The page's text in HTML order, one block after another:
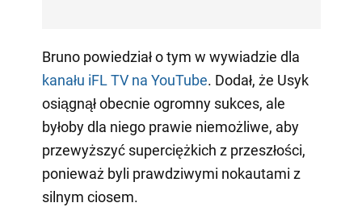
Bruno powiedział o tym w wywiadzie dla
kanału iFL TV na YouTube. Dodał, że Usyk
osiągnął obecnie ogromny sukces, ale
byłoby dla niego prawie niemożliwe, aby
przewyższyć superciężkich z przeszłości,
ponieważ byli prawdziwymi nokautami z
silnym ciosem.